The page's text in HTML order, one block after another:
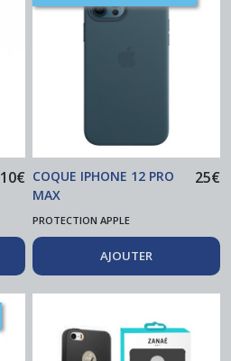
10€ COQUE IPHONE 12 PRO
MAX
25€
PROTECTION APPLE
AJOUTER